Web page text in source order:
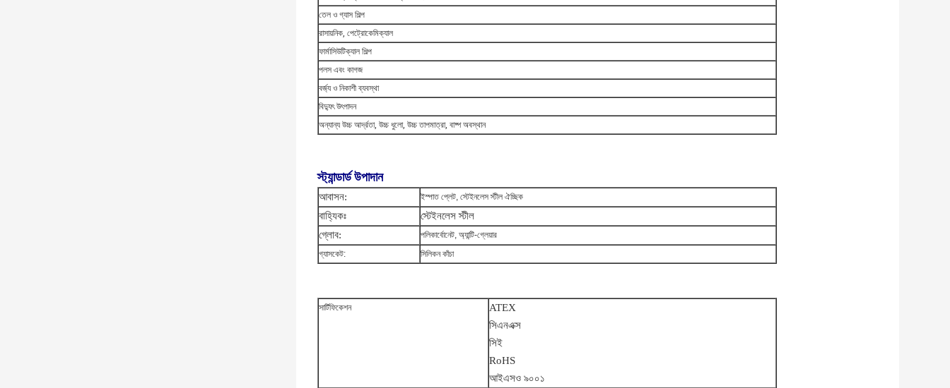
তেল ও গ্যাস শিল্প
রাসায়নিক, পেট্রোকেমিক্যাল
ফার্মাসিউটিক্যাল শিল্প
পলস এবং কাগজ
বর্জ্য ও নিকাশী ব্যবস্থা
বিদ্যুৎ উৎপাদন
অন্যান্য উচ্চ আর্দ্রতা, উচ্চ ধুলো, উচ্চ তাপমাত্রা, বাষ্প অবস্থান
স্ট্যান্ডার্ড উপাদান
আবাসন: ইস্পাত প্লেট, স্টেইনলেস স্টীল ঐচ্ছিক
বাহ্যিকঃ
স্টেইনলেস স্টীল
গ্লোব:
পলিকার্বোনেট, অ্যান্টি-গ্লেয়ার
গ্যাসকেট:
সিলিকন কাঁচা
সার্টিফিকেশন
ATEX
সিএনএক্স
সিই
RoHS
আইএসও ৯০০১